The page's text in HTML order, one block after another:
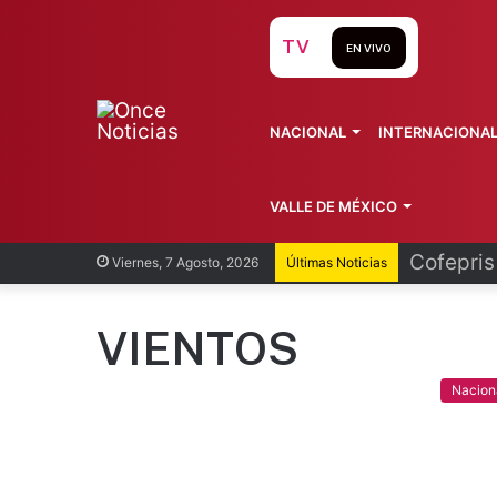
Viernes, 7 Agosto, 2026 Últimas Noticias
TV EN VIVO
NACIONAL INTERNACIONAL
VALLE DE MÉXICO
VIENTOS